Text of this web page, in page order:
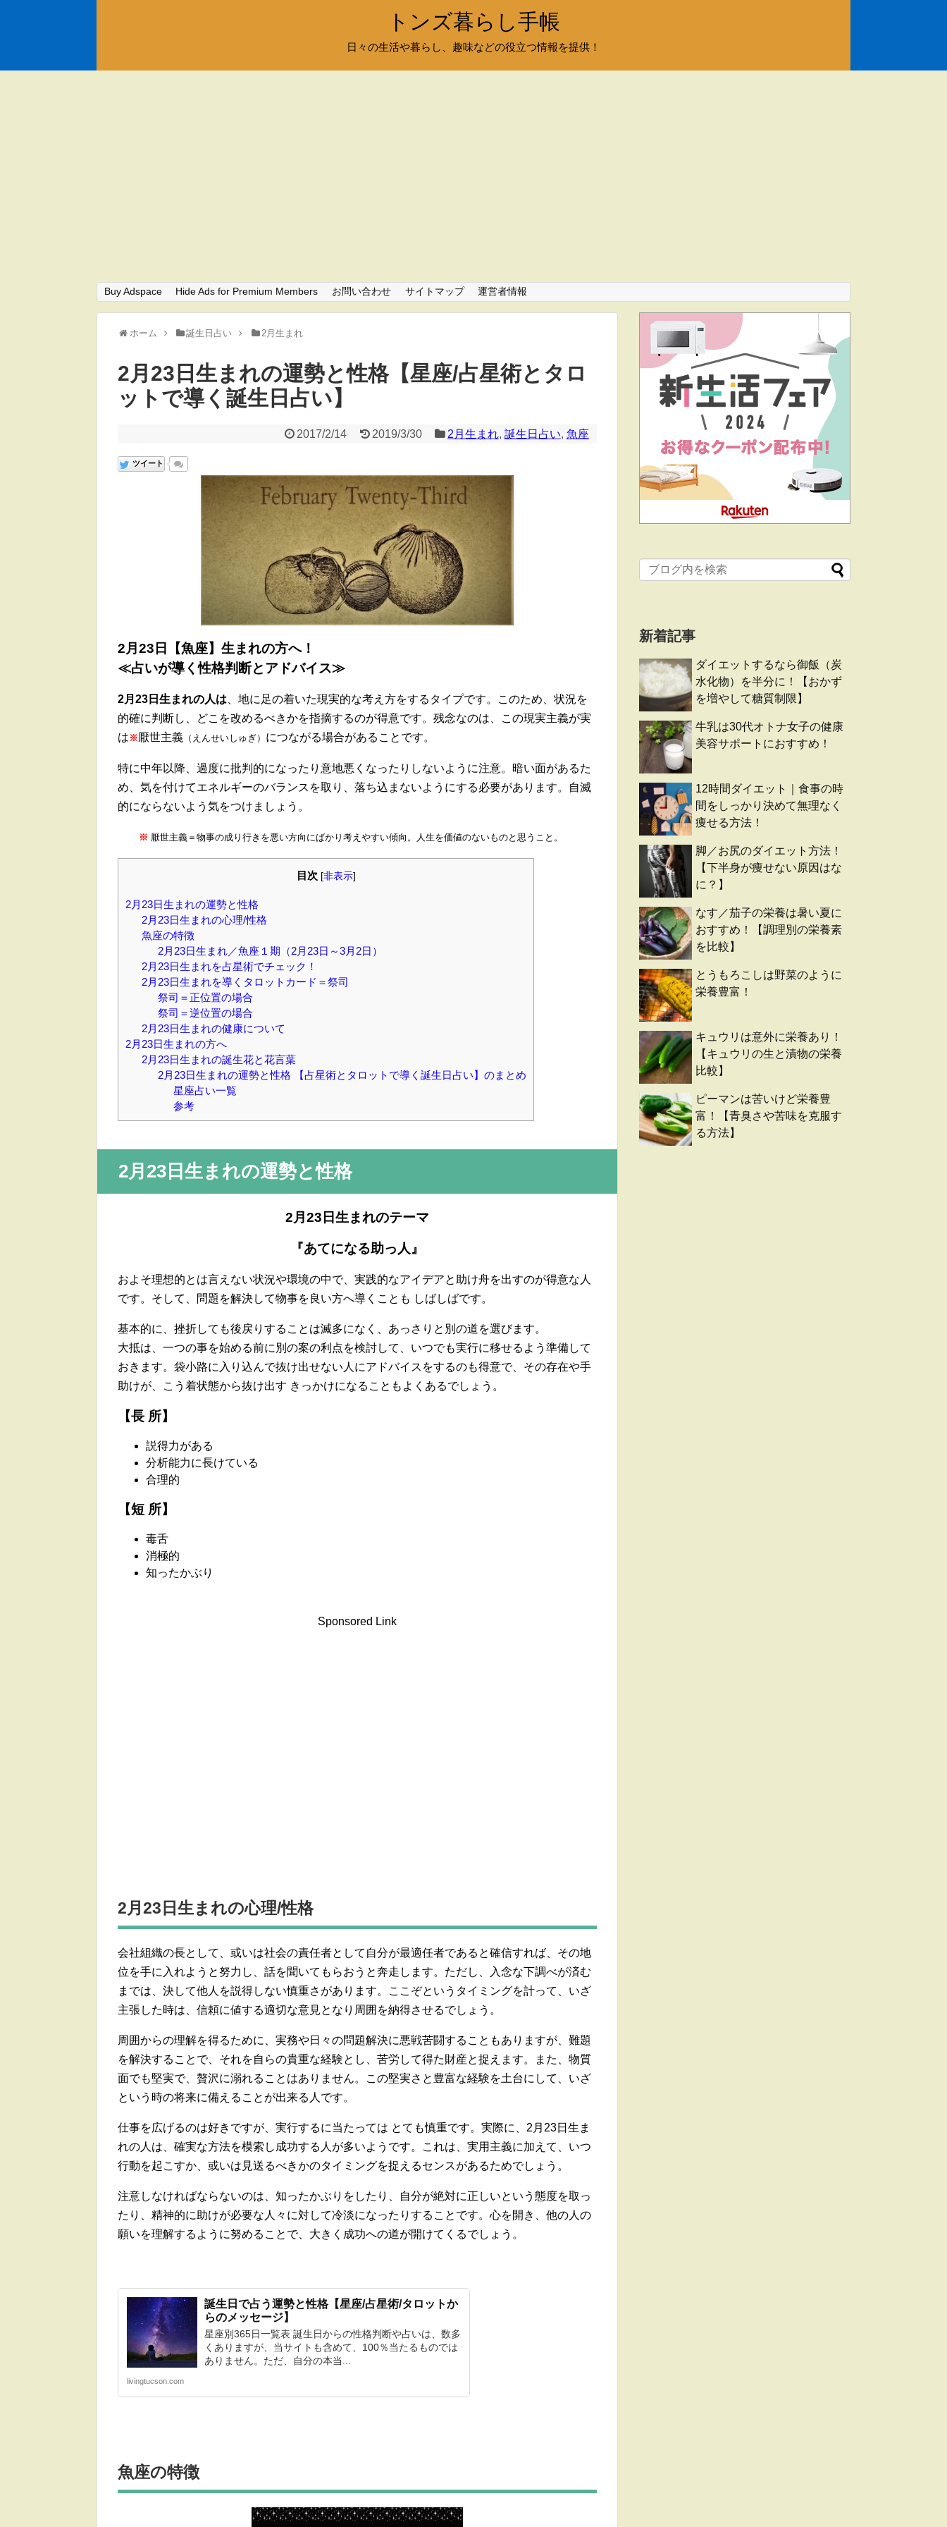
トンズ暮らし手帳
日々の生活や暮らし、趣味などの役立つ情報を提供！
Buy Adspace Hide Ads for Premium Members お問い合わせ サイトマップ 運営者情報
ホーム 誕生日占い 2月生まれ
2月23日生まれの運勢と性格【星座/占星術とタロ
ットで導く誕生日占い】
2017/2/14 2019/3/30 2月生まれ, 誕生日占い, 魚座
ツイート
2月23日【魚座】生まれの方へ！
≪占いが導く性格判断とアドバイス≫
2月23日生まれの人は 、地に足の着いた現実的な考え方をするタイプです。このため、状況を
的確に判断し、どこを改めるべきかを指摘するのが得意です。残念なのは、この現実主義が実
は ※厭世主義 （えんせいしゅぎ） につながる場合があることです。
特に中年以降、過度に批判的になったり意地悪くなったりしないように注意。暗い面があるた
め、気を付けてエネルギーのバランスを取り、落ち込まないようにする必要があります。自滅
的にならないよう気をつけましょう。
※ 厭世主義＝物事の成り行きを悪い方向にばかり考えやすい傾向。人生を価値のないものと思うこと。
目次 [非表示]
2月23日生まれの運勢と性格
2月23日生まれの心理/性格
魚座の特徴
2月23日生まれ／魚座１期（2月23日～3月2日）
2月23日生まれを占星術でチェック！
2月23日生まれを導くタロットカード＝祭司
祭司＝正位置の場合
祭司＝逆位置の場合
2月23日生まれの健康について
2月23日生まれの方へ
2月23日生まれの誕生花と花言葉
2月23日生まれの運勢と性格 【占星術とタロットで導く誕生日占い】のまとめ
星座占い一覧
参考
2月23日 生まれの運勢と性格
2月23日生まれのテーマ
『あてになる助っ人』
およそ理想的とは言えない状況や環境の中で、実践的なアイデアと助け舟を出すのが得意な人
です。そして、問題を解決して物事を良い方へ導くことも しばしばです。
基本的に、挫折しても後戻りすることは滅多になく、あっさりと別の道を選びます。
大抵は、一つの事を始める前に別の案の利点を検討して、いつでも実行に移せるよう準備して
おきます。袋小路に入り込んで抜け出せない人にアドバイスをするのも得意で、その存在や手
助けが、こう着状態から抜け出す きっかけになることもよくあるでしょう。
【長 所】
説得力がある
分析能力に長けている
合理的
【短 所】
毒舌
消極的
知ったかぶり
Sponsored Link
2月23日生まれの心理/性格
会社組織の長として、或いは社会の責任者として自分が最適任者であると確信すれば、その地
位を手に入れようと努力し、話を聞いてもらおうと奔走します。ただし、入念な下調べが済む
までは、決して他人を説得しない慎重さがあります。ここぞというタイミングを計って、いざ
主張した時は、信頼に値する適切な意見となり周囲を納得させるでしょう。
周囲からの理解を得るために、実務や日々の問題解決に悪戦苦闘することもありますが、難題
を解決することで、それを自らの貴重な経験とし、苦労して得た財産と捉えます。また、物質
面でも堅実で、贅沢に溺れることはありません。この堅実さと豊富な経験を土台にして、いざ
という時の将来に備えることが出来る人です。
仕事を広げるのは好きですが、実行するに当たっては とても慎重です。実際に、2月23日生ま
れの人は、確実な方法を模索し成功する人が多いようです。これは、実用主義に加えて、いつ
行動を起こすか、或いは見送るべきかのタイミングを捉えるセンスがあるためでしょう。
注意しなければならないのは、知ったかぶりをしたり、自分が絶対に正しいという態度を取っ
たり、精神的に助けが必要な人々に対して冷淡になったりすることです。心を開き、他の人の
願いを理解するように努めることで、大きく成功への道が開けてくるでしょう。
誕生日で占う運勢と性格【星座/占星術/タロットか
らのメッセージ】
星座別365日一覧表 誕生日からの性格判断や占いは、数多
くありますが、当サイトも含めて、100％当たるものでは
ありません。ただ、自分の本当...
livingtucson.com
魚座の特徴
新着記事
ダイエットするなら御飯（炭
水化物）を半分に！【おかず
を増やして糖質制限】
牛乳は30代オトナ女子の健康
美容サポートにおすすめ！
12時間ダイエット｜食事の時
間をしっかり決めて無理なく
痩せる方法！
脚／お尻のダイエット方法！
【下半身が痩せない原因はな
に？】
なす／茄子の栄養は暑い夏に
おすすめ！【調理別の栄養素
を比較】
とうもろこしは野菜のように
栄養豊富！
キュウリは意外に栄養あり！
【キュウリの生と漬物の栄養
比較】
ピーマンは苦いけど栄養豊
富！【青臭さや苦味を克服す
る方法】